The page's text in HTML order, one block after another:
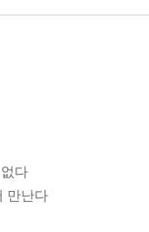
다
만난다